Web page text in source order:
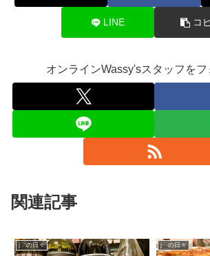
LINE コ
オンラインWassy'sスタッフをフ
関連記事
j の日々 j の日々